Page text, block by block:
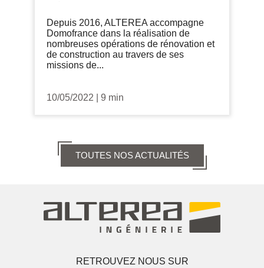
Depuis 2016, ALTEREA accompagne
Domofrance dans la réalisation de
nombreuses opérations de rénovation et
de construction au travers de ses
missions de...
10/05/2022 9 min
TOUTES NOS ACTUALITÉS
RETROUVEZ NOUS SUR